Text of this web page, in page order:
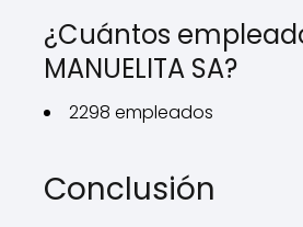
¿Cuántos
MANUELITA SA?
2298 empleados
Conclusión